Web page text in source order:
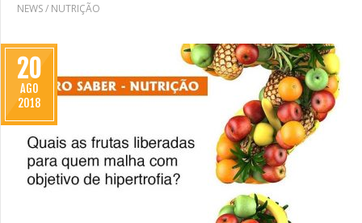
NEWS/ NUTRIÇÃO
20
AGO
2018